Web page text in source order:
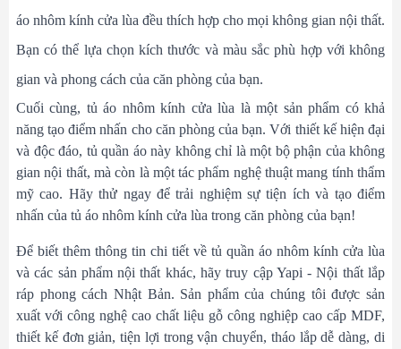
áo nhôm kính cửa lùa đều thích hợp cho mọi không gian nội thất.
Bạn có thể lựa chọn kích thước và màu sắc phù hợp với không
gian và phong cách của căn phòng của bạn.
Cuối cùng, tủ áo nhôm kính cửa lùa là một sản phẩm có khả
năng tạo điểm nhấn cho căn phòng của bạn. Với thiết kế hiện đại
và độc đáo, tủ quần áo này không chỉ là một bộ phận của không
gian nội thất, mà còn là một tác phẩm nghệ thuật mang tính thẩm
mỹ cao. Hãy thử ngay để trải nghiệm sự tiện ích và tạo điểm
nhấn của tủ áo nhôm kính cửa lùa trong căn phòng của bạn!
Để biết thêm thông tin chi tiết về tủ quần áo nhôm kính cửa lùa
và các sản phẩm nội thất khác, hãy truy cập Yapi - Nội thất lắp
ráp phong cách Nhật Bản. Sản phẩm của chúng tôi được sản
xuất với công nghệ cao chất liệu gỗ công nghiệp cao cấp MDF,
thiết kế đơn giản, tiện lợi trong vận chuyển, tháo lắp dễ dàng, di